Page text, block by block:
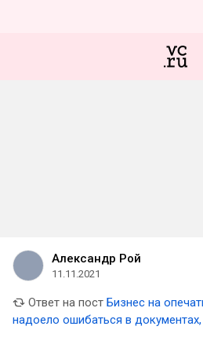
Александр Рой
11.11.2021
Ответ на пост Бизнес на
надоело ошибаться в